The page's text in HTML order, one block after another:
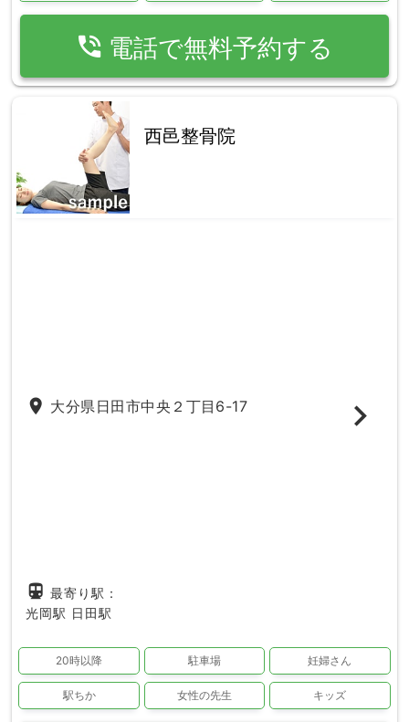
phone_in_talk 電話で無料予約する
西邑整骨院
place 大分県日田市中央２丁目6-17
directions_subway 最寄り駅：
光岡駅 日田駅
20時以降 駐車場 妊婦さん
駅ちか 女性の先生 キッズ